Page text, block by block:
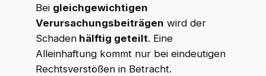
Bei gleichgewichtigen
Verursachungsbeiträgen wird der
Schadenhälftig geteilt. Eine
Alleinhaftung kommt nur bei eindeutigen
Rechtsverstößen in Betracht.